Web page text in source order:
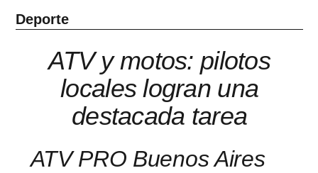
Deporte
ATV y motos: pilotos
locales logran una
destacada tarea
ATV PRO Buenos Aires